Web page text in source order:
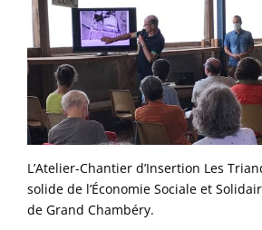
L’Atelier-Chantier d’Insertion Les
solide de l’Économie Sociale et
de Grand Chambéry.